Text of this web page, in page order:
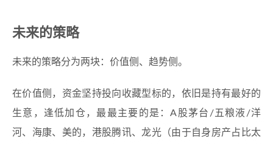
未来的策略
未来的策略分为两块：价值侧、趋势侧。
在价值侧，资金坚持投向收藏型标的，依旧是持有最好的
生意，逢低加仓，最最主要的是：A股茅台/五粮液/洋
河、海康、美的，港股腾讯、龙光（由于自身房产占比太